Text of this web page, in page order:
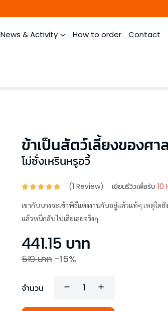
News & Activity How to order Contact
ข้าเป็นสัตว์เลี้ยงของศา
โม่ซั่งเหรินหรูอวี้
(1 Review) เขียนรีวิวเพื่อรับ 10
เขากับนางจะเข้าพิธีแต่งงานกันอยู่แล้วแท้ๆ เหตุใ
แล้วหนีกลับไปเสียเลยจริงๆ
441.15 บาท
519บาท -15%
จำนวน